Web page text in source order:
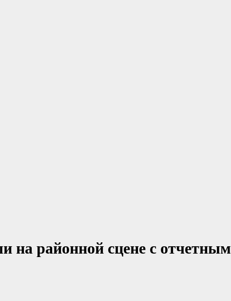
районной сцене с отчетным